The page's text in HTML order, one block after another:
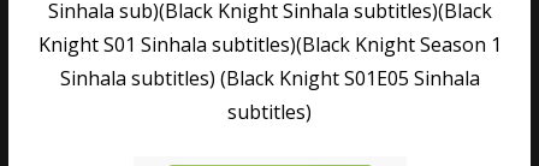
Sinhala sub)(Black Knight Sinhala subtitles)(Black
Knight S01 Sinhala subtitles)(Black Knight Season 1
Sinhala subtitles) (Black Knight S01E05 Sinhala
subtitles)